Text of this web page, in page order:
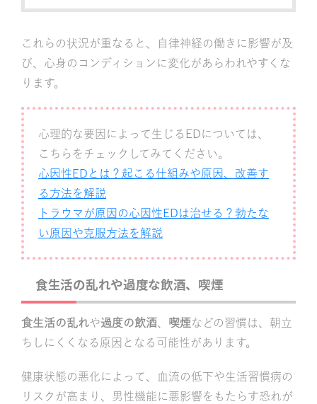
これらの状況が重なると、自律神経の働きに影響が及
び、心身のコンディションに変化があらわれやすくな
ります。
心理的な要因によって生じるEDについては、
こちらをチェックしてみてください。
心因性EDとは？起こる仕組みや原因、改善す
る方法を解説
トラウマが原因の心因性EDは治せる？勃たな
い原因や克服方法を解説
食生活の乱れや過度な飲酒、喫煙
食生活の乱れや過度の飲酒 喫煙などの習慣は、朝立
ちしにくくなる原因となる可能性があります。
健康状態の悪化によって、血流の低下や生活習慣病の
リスクが高まり、男性機能に悪影響をもたらす恐れが